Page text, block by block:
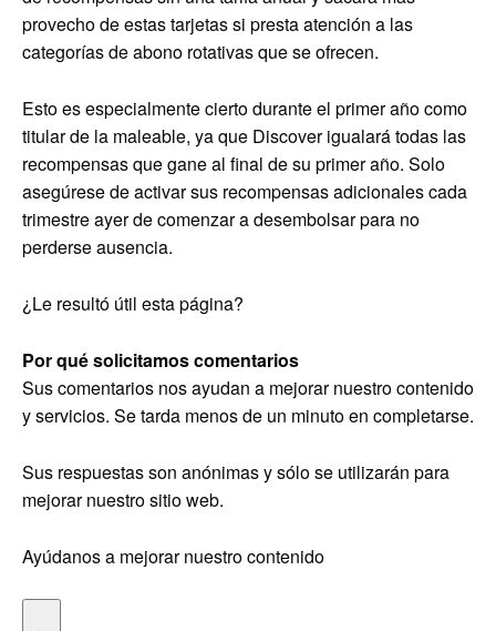
provecho de estas tarjetas si presta atención a las
categorías de abono rotativas que se ofrecen.
Esto es especialmente cierto durante el primer año como
titular de la maleable, ya que Discover igualará todas las
recompensas que gane al final de su primer año. Solo
asegúrese de activar sus recompensas adicionales cada
trimestre ayer de comenzar a desembolsar para no
perderse ausencia.
¿Le resultó útil esta página?
Por qué solicitamos comentarios
Sus comentarios nos ayudan a mejorar nuestro contenido
y servicios. Se tarda menos de un minuto en completarse.
Sus respuestas son anónimas y sólo se utilizarán para
mejorar nuestro sitio web.
Ayúdanos a mejorar nuestro contenido